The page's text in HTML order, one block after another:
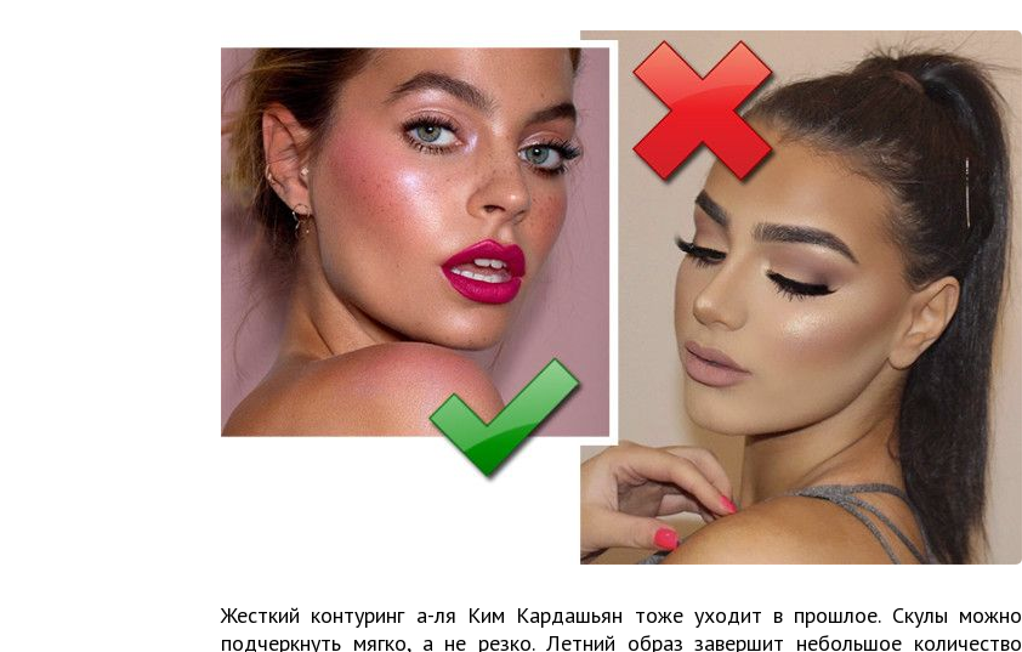
Жесткий контуринг а-ля Ким Кардашьян тоже уходит в прошлое. Скулы можно
подчеркнуть мягко, а не резко. Летний образ завершит небольшое количество